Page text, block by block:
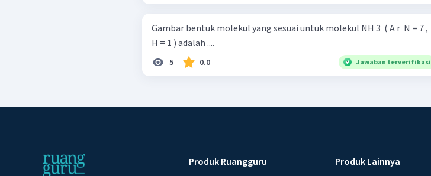
Gambar bentuk molekul yang sesuai untuk molekul NH 3 ​ ( A r ​ N = 7 ,
H = 1 ) adalah ....
5 0.0 Jawaban terverifikasi
Produk Ruangguru Produk Lainnya